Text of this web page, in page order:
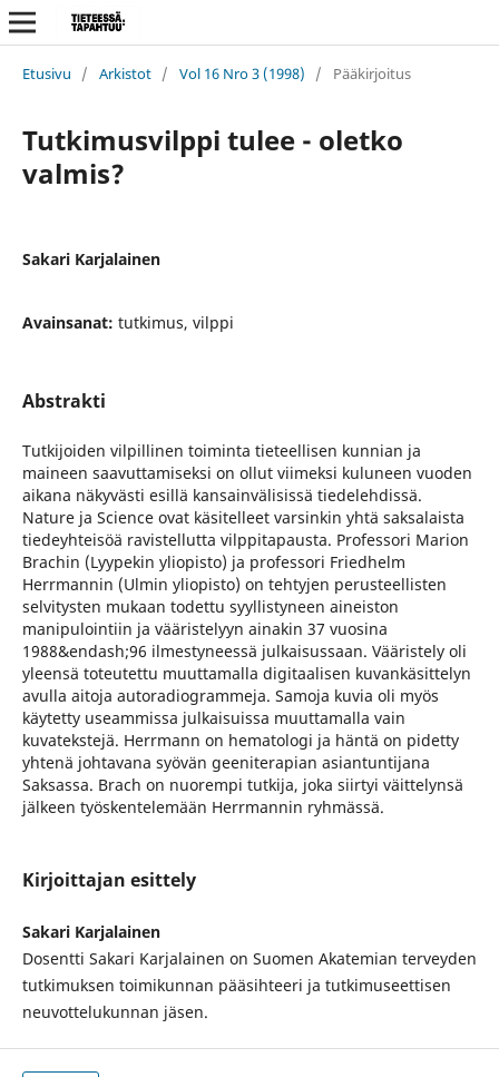
Etusivu / Arkistot / Vol 16 Nro 3 (1998) / Pääkirjoitus
Tutkimusvilppi tulee - oletko
valmis?
Sakari Karjalainen
Avainsanat: tutkimus, vilppi
Abstrakti
Tutkijoiden vilpillinen toiminta tieteellisen kunnian ja
maineen saavuttamiseksi on ollut viimeksi kuluneen vuoden
aikana näkyvästi esillä kansainvälisissä tiedelehdissä.
Nature ja Science ovat käsitelleet varsinkin yhtä saksalaista
tiedeyhteisöä ravistellutta vilppitapausta. Professori Marion
Brachin (Lyypekin yliopisto) ja professori Friedhelm
Herrmannin (Ulmin yliopisto) on tehtyjen perusteellisten
selvitysten mukaan todettu syyllistyneen aineiston
manipulointiin ja vääristelyyn ainakin 37 vuosina
1988&endash;96 ilmestyneessä julkaisussaan. Vääristely oli
yleensä toteutettu muuttamalla digitaalisen kuvankäsittelyn
avulla aitoja autoradiogrammeja. Samoja kuvia oli myös
käytetty useammissa julkaisuissa muuttamalla vain
kuvatekstejä. Herrmann on hematologi ja häntä on pidetty
yhtenä johtavana syövän geeniterapian asiantuntijana
Saksassa. Brach on nuorempi tutkija, joka siirtyi väittelynsä
jälkeen työskentelemään Herrmannin ryhmässä.
Kirjoittajan esittely
Sakari Karjalainen
Dosentti Sakari Karjalainen on Suomen Akatemian terveyden
tutkimuksen toimikunnan pääsihteeri ja tutkimuseettisen
neuvottelukunnan jäsen.